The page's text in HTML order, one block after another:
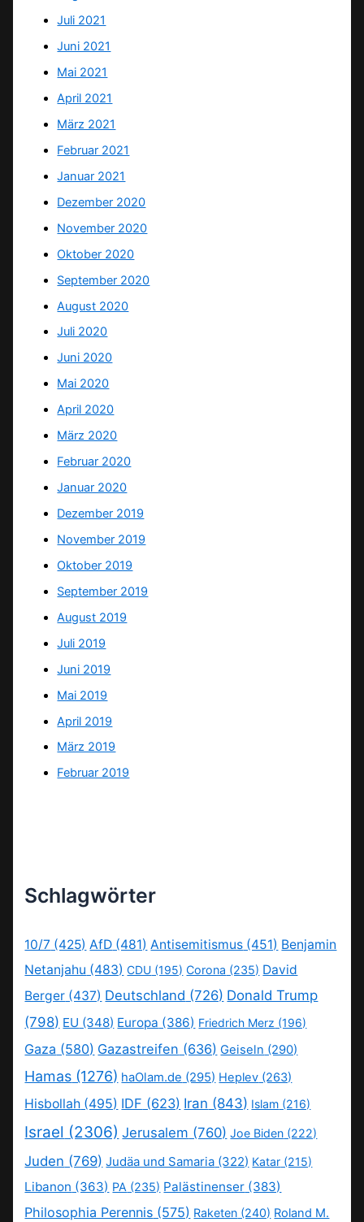
Juli 2021
Juni 2021
Mai 2021
April 2021
März 2021
Februar 2021
Januar 2021
Dezember 2020
November 2020
Oktober 2020
September 2020
August 2020
Juli 2020
Juni 2020
Mai 2020
April 2020
März 2020
Februar 2020
Januar 2020
Dezember 2019
November 2019
Oktober 2019
September 2019
August 2019
Juli 2019
Juni 2019
Mai 2019
April 2019
März 2019
Februar 2019
Schlagwörter
10/7 (425) AfD (481) Antisemitismus (451) Benjamin
Netanjahu (483) CDU (195) Corona (235) David
Berger (437) Deutschland (726) Donald Trump
(798) EU (348) Europa (386) Friedrich Merz (196)
Gaza (580) Gazastreifen (636) Geiseln (290)
Hamas (1276) haOlam.de (295) Heplev (263)
Hisbollah (495) IDF (623) Iran (843) Islam (216)
Israel (2306) Jerusalem (760) Joe Biden (222)
Juden (769) Judäa und Samaria (322) Katar (215)
Libanon (363) PA (235) Palästinenser (383)
Philosophia Perennis (575) Raketen (240) Roland M.